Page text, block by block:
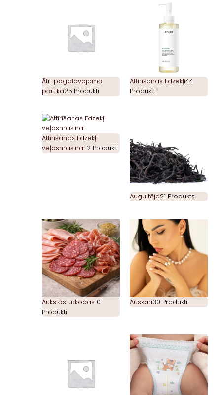
Ātri pagatavojamā
pārtika25 Produkti
Attīrīšanas līdzekļi44
Produkti
Attīrīšanas līdzekļi
veļasmašīnai12 Produkti
Augu tēja21 Produkts
Aukstās uzkodas10
Produkti
Auskari30 Produkti